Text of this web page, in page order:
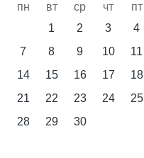
пн вт ср чт пт
1
2 3 4
7
8 9 10 11
14
15 16 17 18
21
22 23 24 25
28
29 30